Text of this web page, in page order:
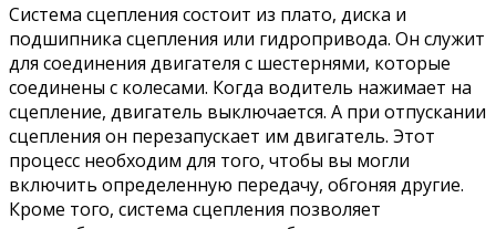
Система сцепления состоит из плато, диска и
подшипника сцепления или гидропривода. Он служит
для соединения двигателя с шестернями, которые
соединены с колесами. Когда водитель нажимает на
сцепление, двигатель выключается. А при отпускании
сцепления он перезапускает им двигатель. Этот
процесс необходим для того, чтобы вы могли
включить определенную передачу, обгоняя другие.
Кроме того, система сцепления позволяет